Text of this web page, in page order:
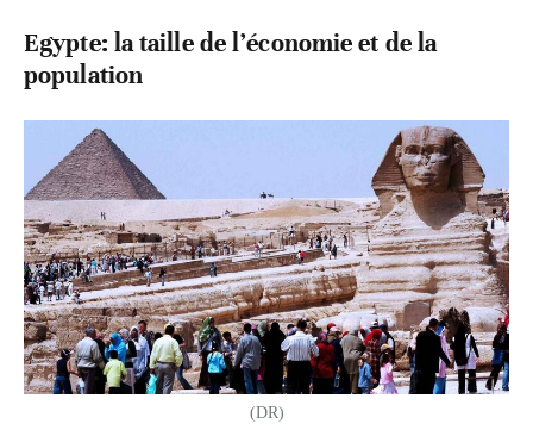
Egypte: la taille de l’économie et de la
population
(DR)